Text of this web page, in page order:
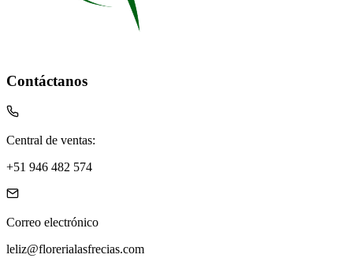
Contáctanos
Central de ventas:
+51 946 482 574
Correo electrónico
leliz@florerialasfrecias.com